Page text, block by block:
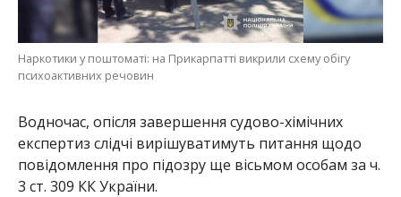
Наркотики у поштоматі: на Прикарпатті викрили схему обігу
психоактивних речовин
Водночас, опісля завершення судово-хімічних
експертиз слідчі вирішуватимуть питання щодо
повідомлення про підозру ще вісьмом особам за ч.
3 ст. 309 КК України.